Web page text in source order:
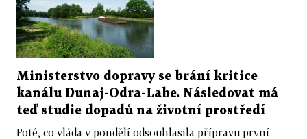
Ministerstvo dopravy se brání kritice
kanálu Dunaj-Odra-Labe. Následovat má
teď studie dopadů na životní prostředí
Poté, co vláda v pondělí odsouhlasila přípravu první